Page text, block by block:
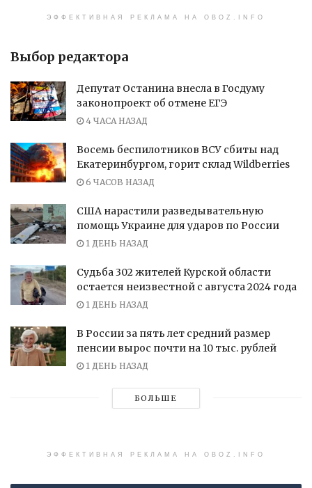
ЭФФЕКТИВНАЯ РЕКЛАМА НА OBOZ.INFO
Выбор редактора
Депутат Останина внесла в Госдуму
законопроект об отмене ЕГЭ
4 ЧАСА НАЗАД
Восемь беспилотников ВСУ сбиты над
Екатеринбургом, горит склад Wildberries
6 ЧАСОВ НАЗАД
США нарастили разведывательную
помощь Украине для ударов по России
1 ДЕНЬ НАЗАД
Судьба 302 жителей Курской области
остается неизвестной с августа 2024 года
1 ДЕНЬ НАЗАД
В России за пять лет средний размер
пенсии вырос почти на 10 тыс. рублей
1 ДЕНЬ НАЗАД
БОЛЬШЕ
ЭФФЕКТИВНАЯ РЕКЛАМА НА OBOZ.INFO